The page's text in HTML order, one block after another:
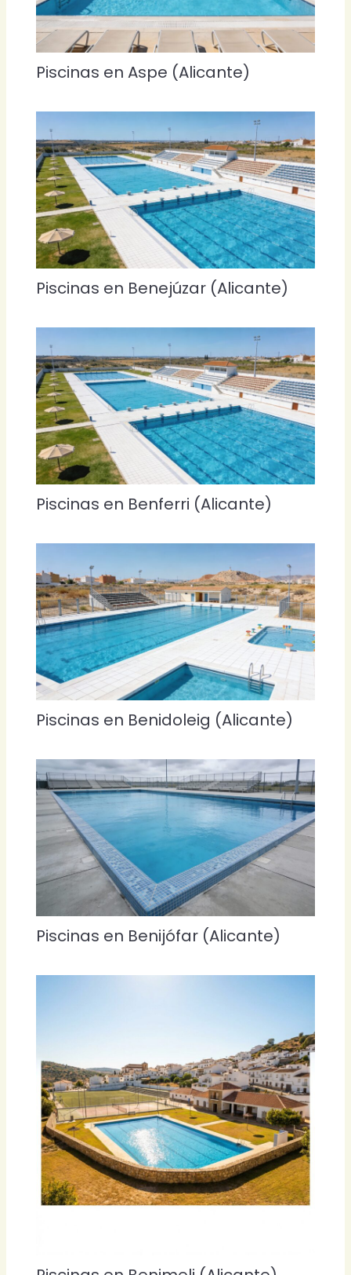
Piscinas en Aspe (Alicante)
Piscinas en Benejúzar (Alicante)
Piscinas en Benferri (Alicante)
Piscinas en Benidoleig (Alicante)
Piscinas en Benijófar (Alicante)